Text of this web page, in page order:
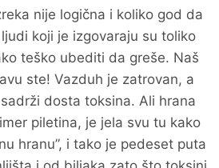
nije logična i koliko god da
koji je izgovaraju su toliko
teško ubediti da greše. Naš
ste! Vazduh je zatrovan, a
dosta toksina. Ali hrana
piletina, je jela svu tu kako
hranu”, i tako je pedeset puta